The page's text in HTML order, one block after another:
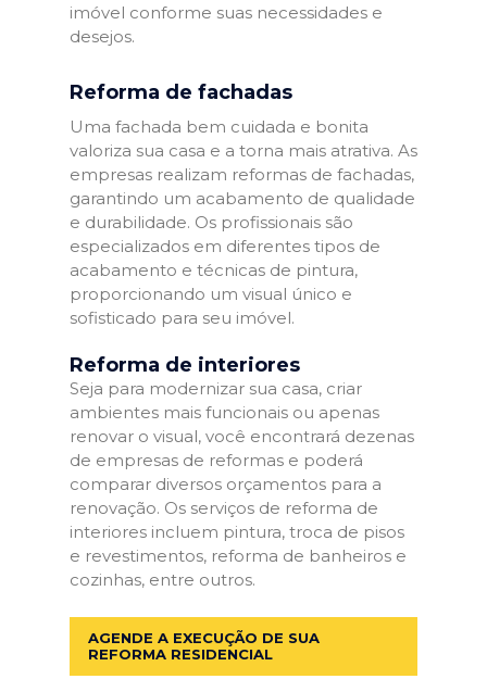
imóvel conforme suas necessidades e
desejos.
Reforma de fachadas
Uma fachada bem cuidada e bonita
valoriza sua casa e a torna mais atrativa. As
empresas realizam reformas de fachadas,
garantindo um acabamento de qualidade
e durabilidade. Os profissionais são
especializados em diferentes tipos de
acabamento e técnicas de pintura,
proporcionando um visual único e
sofisticado para seu imóvel.
Reforma de interiores
Seja para modernizar sua casa, criar
ambientes mais funcionais ou apenas
renovar o visual, você encontrará dezenas
de empresas de reformas e poderá
comparar diversos orçamentos para a
renovação. Os serviços de reforma de
interiores incluem pintura, troca de pisos
e revestimentos, reforma de banheiros e
cozinhas, entre outros.
AGENDE A EXECUÇÃO DE SUA
REFORMA RESIDENCIAL